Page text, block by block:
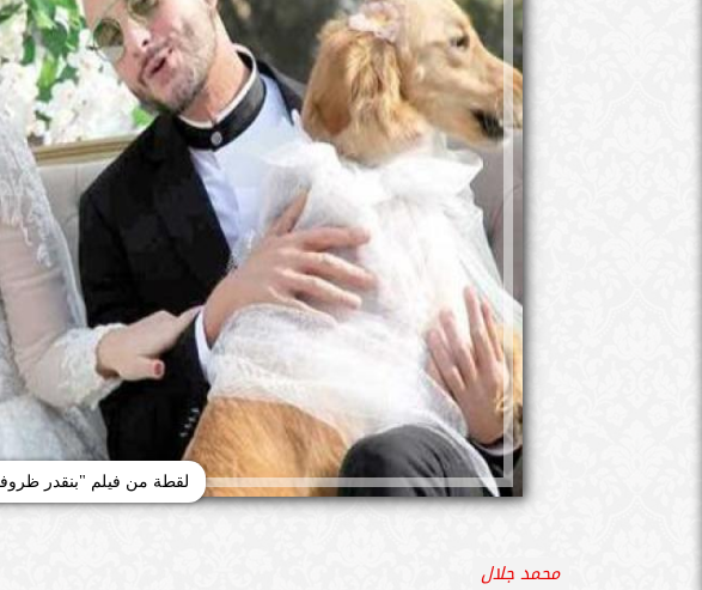
لقطة من فيلم "بنقدر
محمد جلال